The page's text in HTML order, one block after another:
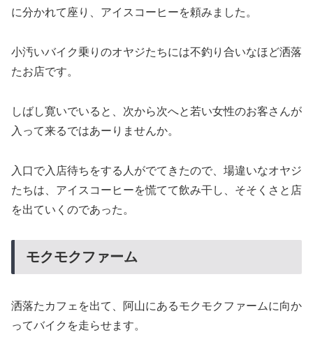
に分かれて座り、アイスコーヒーを頼みました。
小汚いバイク乗りのオヤジたちには不釣り合いなほど洒落
たお店です。
しばし寛いでいると、次から次へと若い女性のお客さんが
入って来るではあーりませんか。
入口で入店待ちをする人がでてきたので、場違いなオヤジ
たちは、アイスコーヒーを慌てて飲み干し、そそくさと店
を出ていくのであった。
モクモクファーム
洒落たカフェを出て、阿山にあるモクモクファームに向か
ってバイクを走らせます。